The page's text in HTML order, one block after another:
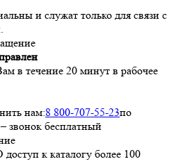
и служат только для связи с
в течение 20 минут в рабочее
нам:8 800-707-55-23по
звонок бесплатный
к каталогу более 100